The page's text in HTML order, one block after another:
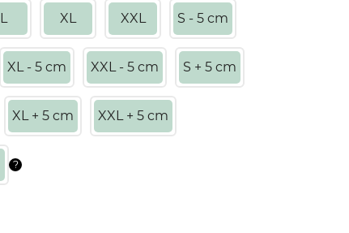
L XL XXL S - 5 cm
XL - 5 cm XXL - 5 cm S + 5 cm
XL + 5 cm XXL + 5 cm